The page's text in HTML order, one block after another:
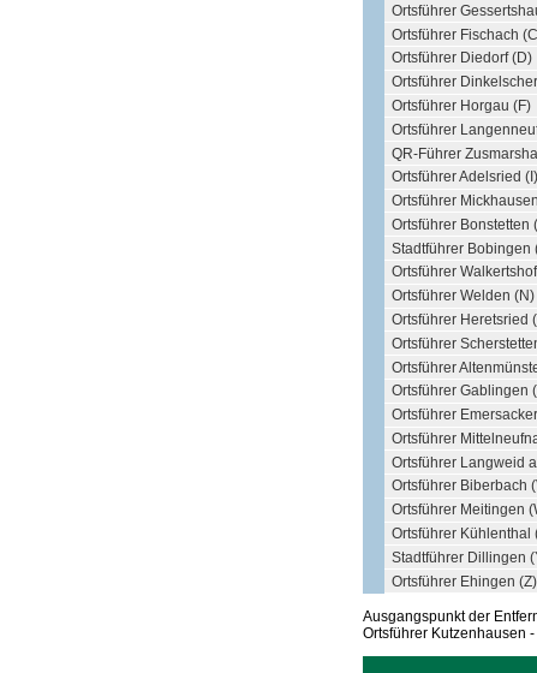
Ortsführer
Ortsführer Fischach
Ortsführer Diedorf (D)
Ortsführer
Ortsführer Horgau (F)
Ortsführer
QR-Führer
Ortsführer Adelsried (I)
Ortsführer
Ortsführer Bonstetten
Stadtführer Bobingen
Ortsführer
Ortsführer Welden (N)
Ortsführer Heretsried
Ortsführer
Ortsführer
Ortsführer Gablingen
Ortsführer
Ortsführer
Ortsführer Langweid
Ortsführer Biberbach
Ortsführer Meitingen
Ortsführer Kühlenthal
Stadtführer Dillingen
Ortsführer Ehingen (Z)
Ausgangspunkt der
Ortsführer Kutzenhausen